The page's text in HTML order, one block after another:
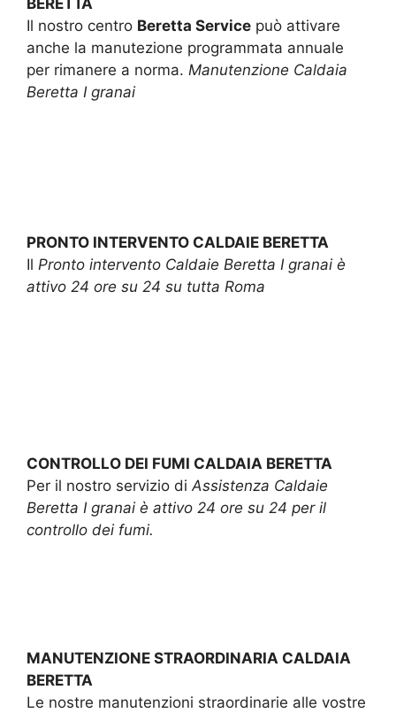
BERETTA
Il nostro centro Beretta Service può attivare
anche la manutezione programmata annuale
per rimanere a norma. Manutenzione Caldaia
Beretta I granai
PRONTO INTERVENTO CALDAIE BERETTA
Il Pronto intervento Caldaie Beretta I granai è
attivo 24 ore su 24 su tutta Roma
CONTROLLO DEI FUMI CALDAIA BERETTA
Per il nostro servizio diAssistenza Caldaie
Beretta I granai è attivo 24 ore su 24 per il
controllo dei fumi.
MANUTENZIONE STRAORDINARIA CALDAIA
BERETTA
Le nostre manutenzioni straordinarie alle vostre